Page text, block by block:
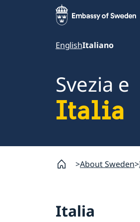
EnglishItaliano
Svezia e
Italia
About Sweden
Italia